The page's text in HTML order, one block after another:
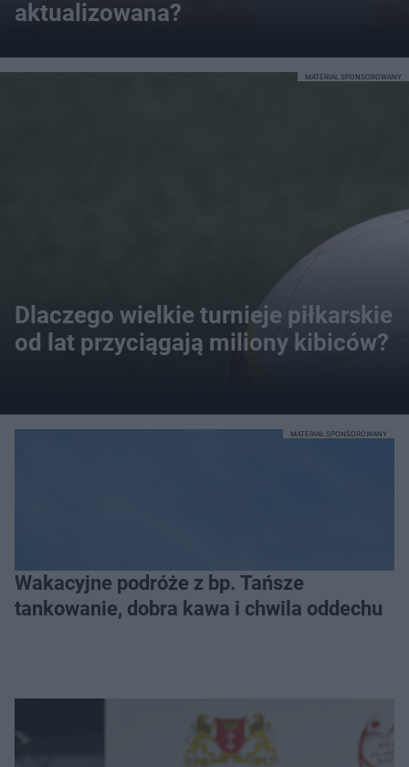
aktualizowana?
Dlaczego wielkie turnieje piłkarskie
od lat przyciągają miliony kibiców?
MATERIAŁ SPONSOROWANY
Wakacyjne podróże z bp. Tańsze
tankowanie, dobra kawa i chwila oddechu
MATERIAŁ SPONSOROWANY